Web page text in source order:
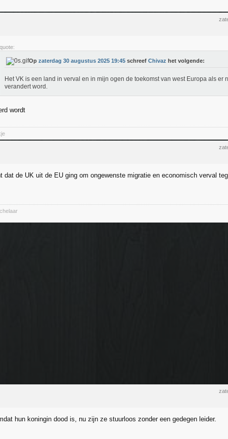
quote:
Op zaterdag 30 augustus 2025 19:45 schreef Chivaz het volgende:
Het VK is een land in verval en in mijn ogen de toekomst van west Europa als er
verandert word.
wordt
dat de UK uit de EU ging om ongewenste migratie en economisch verval
hun koningin dood is, nu zijn ze stuurloos zonder een gedegen leider.